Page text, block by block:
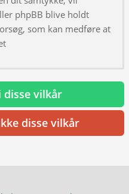
phpBB blive holdt
som kan medføre at
disse vilkår
disse vilkår